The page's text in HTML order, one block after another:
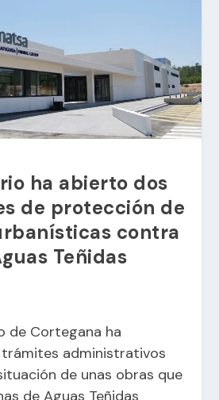
ha abierto dos
de protección de
contra
Teñidas
de Cortegana ha
administrativos
de unas obras que
de Aguas Teñidas